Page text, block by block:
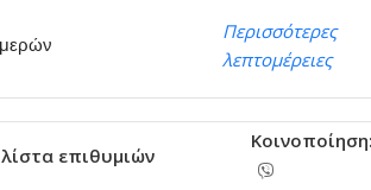
Περισσότερες
λεπτομέρειες
επιθυμιών
Κοινοποίηση: